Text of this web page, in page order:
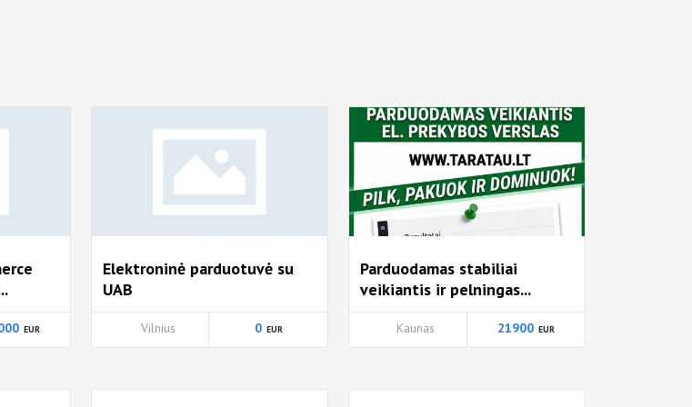
Elektroninė parduotuvė su
UAB
Vilnius 0
Parduodamas stabiliai
veikiantis ir pelningas...
Kaunas 21900